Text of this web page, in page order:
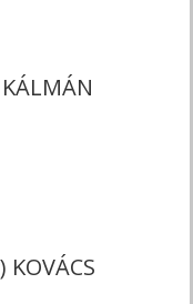
KOVÁCS